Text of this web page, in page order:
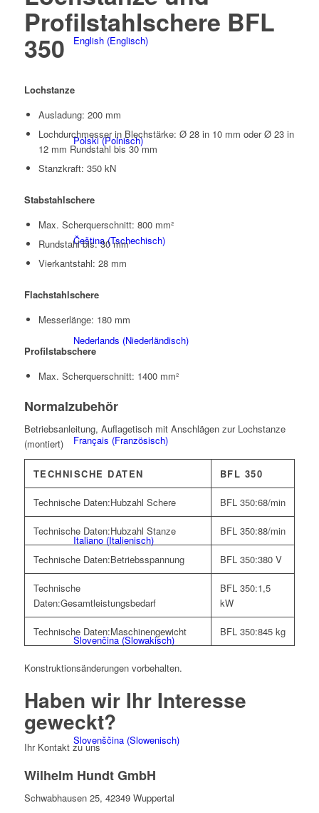
English(Englisch)
Polski(Polnisch)
Čeština(Tschechisch)
Nederlands (Niederländisch)
Français (Französisch)
Italiano(Italienisch)
Slovenčina(Slowakisch)
Slovenščina(Slowenisch)
Profilstahlschere BFL
350
Lochstanze
Ausladung: 200 mm
Lochdurchmesser in Blechstärke: Ø 28 in 10 mm oder Ø 23 in
12 mm Rundstahl bis 30 mm
Stanzkraft: 350 kN
Stabstahlschere
Max. Scherquerschnitt: 800 mm²
Rundstahl bis: 30 mm
Vierkantstahl: 28 mm
Flachstahlschere
Messerlänge: 180 mm
Profilstabschere
Max. Scherquerschnitt: 1400 mm²
Normalzubehör
Betriebsanleitung, Auflagetisch mit Anschlägen zur Lochstanze
(montiert)
TECHNISCHE DATEN BFL 350
Technische Daten:Hubzahl Schere BFL 350:68/min
Technische Daten:Hubzahl Stanze BFL 350:88/min
Technische Daten:Betriebsspannung BFL 350:380 V
Technische
Daten:Gesamtleistungsbedarf
BFL 350:1,5
kW
Technische Daten:Maschinengewicht BFL 350:845 kg
Konstruktionsänderungen vorbehalten.
Haben wir Ihr Interesse
geweckt?
Ihr Kontakt zu uns
Wilhelm Hundt GmbH
Schwabhausen 25, 42349 Wuppertal